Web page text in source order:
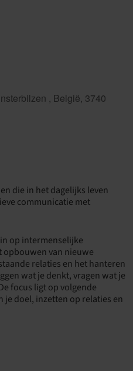
, België, 3740
die in het dagelijks leven
communicatie met
op intermenselijke
opbouwen van nieuwe
relaties en het hanteren
wat je denkt, vragen wat je
focus ligt op volgende
je doel, inzetten op relaties en